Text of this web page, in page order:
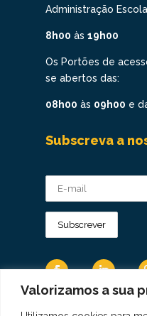
Valorizamos a sua
Administração
8h00 às 19h00
Os Portões de
se abertos das:
08h00 às 09h00 e
Subscreva a